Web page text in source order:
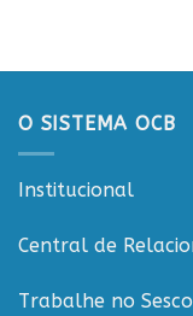
O SISTEMA OCB
Institucional
Central de
Trabalhe no